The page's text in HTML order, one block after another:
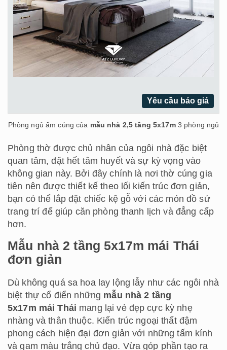
Yêu cầu báo giá
Phòng ngủ ấm cúng của mẫu nhà 2,5 tầng 5x17m3 phòng ngủ
Phòng thờ được chủ nhân của ngôi nhà đặc biệt
quan tâm, đặt hết tâm huyết và sự kỳ vọng vào
không gian này. Bởi đây chính là nơi thờ cúng gia
tiên nên được thiết kế theo lối kiến trúc đơn giản,
bạn có thể lắp đặt chiếc kệ gỗ với các món đồ sứ
trang trí để giúp căn phòng thanh lịch và đẳng cấp
hơn.
Mẫu nhà 2 tầng 5x17m mái Thái
đơn giản
Dù không quá sa hoa lay lộng lẫy như các ngôi nhà
biệt thự cổ điển những mẫu nhà 2 tầng
5x17m mái Thái mang lại vẻ đẹp cực kỳ nhẹ
nhàng và thân thuộc. Kiến trúc ngoại thất đậm
phong cách hiện đại đơn giản với những tấm kính
và gam màu trắng chủ đạo. Vừa góp phần tạo ra